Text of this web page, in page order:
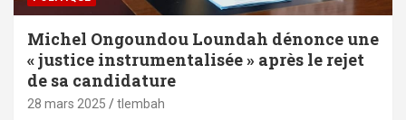
Michel Ongoundou Loundah dénonce une
« justice instrumentalisée » après le rejet
de sa candidature
28 mars 2025 tlembah